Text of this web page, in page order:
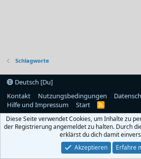
Schlagworte
Deutsch [Du]
Kontakt
Nutzungsbedingungen
Hilfe und Impressum
Start
R
S
Diese Seite verwendet Cookies, um Inhalte zu
der Registrierung angemeldet zu halten. Durch
erklärst du dich damit
Akzeptieren
Erfahre